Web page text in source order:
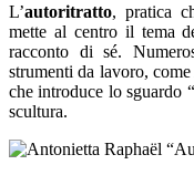
L’autoritratto, pratica
mette al centro il tema
racconto di sé.
strumenti da lavoro,
che introduce lo sguardo
scultura.